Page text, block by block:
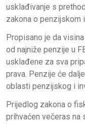
usklađivanje s
zakona o penzijskom
Propisano je da
od najniže penzije u
usklađene za sva
prava. Penzije će
oblasti penzijskog i
Prijedlog zakona o
prihvaćen večeras